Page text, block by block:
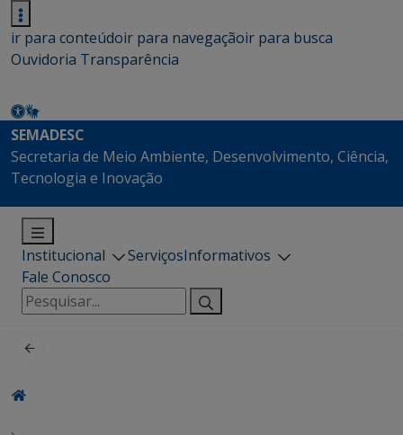
ir para conteúdoir para navegaçãoir para busca
Ouvidoria Transparência
SEMADESC
Secretaria de Meio Ambiente, Desenvolvimento, Ciência,
Tecnologia e Inovação
Institucional ServiçosInformativos
Fale Conosco
Pesquisar
por: